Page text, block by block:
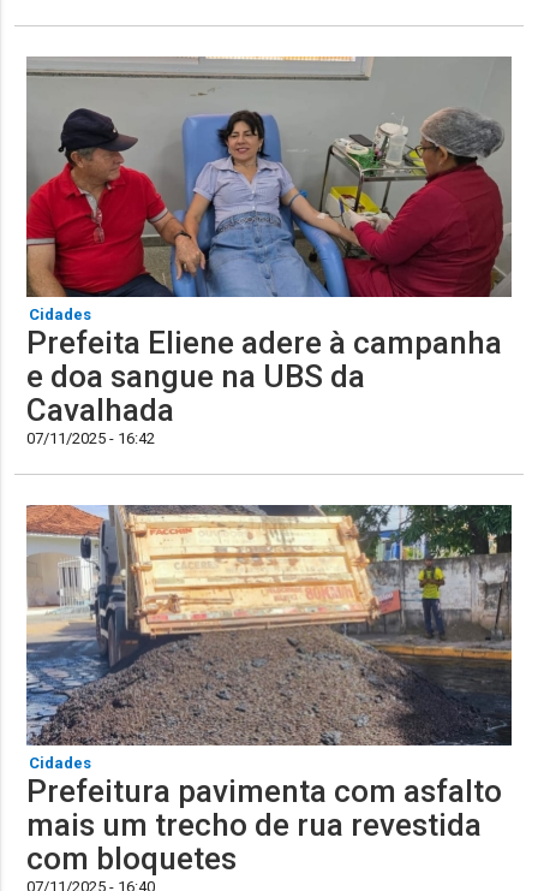
Cidades
Prefeita Eliene adere à campanha
e doa sangue na UBS da
Cavalhada
07/11/2025 - 16:42
Cidades
Prefeitura pavimenta com asfalto
mais um trecho de rua revestida
com bloquetes
07/11/2025 - 16:40